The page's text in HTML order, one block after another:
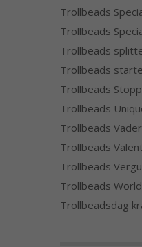
Trollbeads
Trollbeads
Trollbeads
Trollbeads
Trollbeads
Trollbeads
Trollbeads
Trollbeads
Trollbeads
Trollbeads
Trollbeadsdag